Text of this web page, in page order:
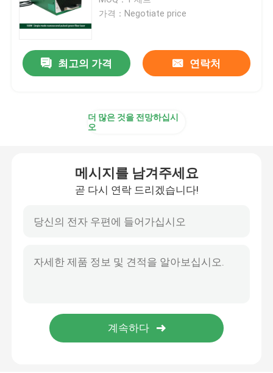
CW 파이버 레이저
QCW 파이버 레이저
UV 파이버 레이저
초고속 섬유 레이저
레이저 장애물 제거기
휴대용 레이저 용접기
가격：Negotiate price
최고의 가격 연락처
더 많은 것을 전망하십시
오
메시지를 남겨주세요
곧 다시 연락 드리겠습니다!